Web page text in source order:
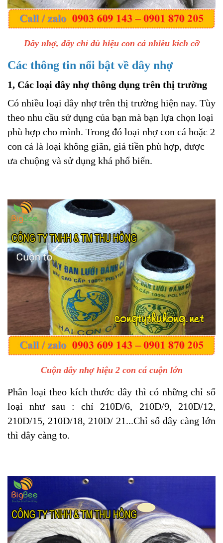
Dây nhợ, dây chỉ dù hiệu con cá nhiều kích cỡ
Các thông tin nổi bật về dây nhợ
1, Các loại dây nhợ thông dụng trên thị trường
Có nhiều loại dây nhợ trên thị trường hiện nay. Tùy
theo nhu cầu sử dụng của bạn mà bạn lựa chọn loại
phù hợp cho mình. Trong đó loại nhợ con cá hoặc 2
con cá là loại không giãn, giá tiền phù hợp, được
ưa chuộng và sử dụng khá phổ biến.
Cuộn dây nhợ hiệu 2 con cá cuộn lớn
Phân loại theo kích thước dây thì có những chỉ số
loại như sau : chỉ 210D/6, 210D/9, 210D/12,
210D/15, 210D/18, 210D/ 21...Chỉ số dây càng lớn
thì dây càng to.